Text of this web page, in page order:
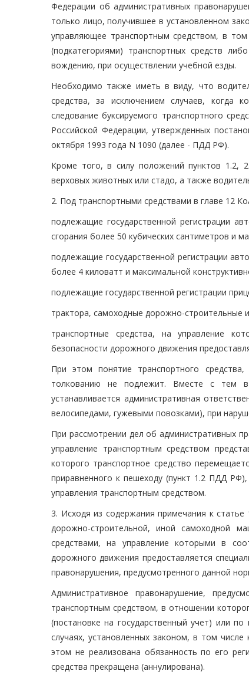
Федерации об административных
только лицо, получившее в установленном
управляющее транспортным средством, в
(подкатегориями) транспортных средств
вождению, при осуществлении учебной езды.
Необходимо также иметь в виду, что
средства, за исключением случаев, когда
следование буксируемого транспортного
Российской Федерации, утвержденных
октября 1993 года N 1090 (далее - ПДД РФ).
Кроме того, в силу положений пунктов 1.2,
верховых животных или стадо, а также
2. Под транспортными средствами в главе 12
подлежащие государственной регистрации
сгорания более 50 кубических сантиметров и
подлежащие государственной регистрации
более 4 киловатт и максимальной
подлежащие государственной регистрации
трактора, самоходные дорожно-
транспортные средства, на управление
безопасности дорожного движения
При этом понятие транспортного
толкованию не подлежит. Вместе с тем
устанавливается административная
велосипедами, гужевыми повозками), при
При рассмотрении дел об административных
управление транспортным средством
которого транспортное средство
приравненного к пешеходу (пункт 1.2 ПДД
управления транспортным средством.
3. Исходя из содержания примечания к
дорожно-строительной, иной самоходной
средствами, на управление которыми в
дорожного движения предоставляется
правонарушения, предусмотренного данной
Административное правонарушение,
транспортным средством, в отношении
(постановке на государственный учет) или
случаях, установленных законом, в том
этом не реализована обязанность по его
средства прекращена (аннулирована).